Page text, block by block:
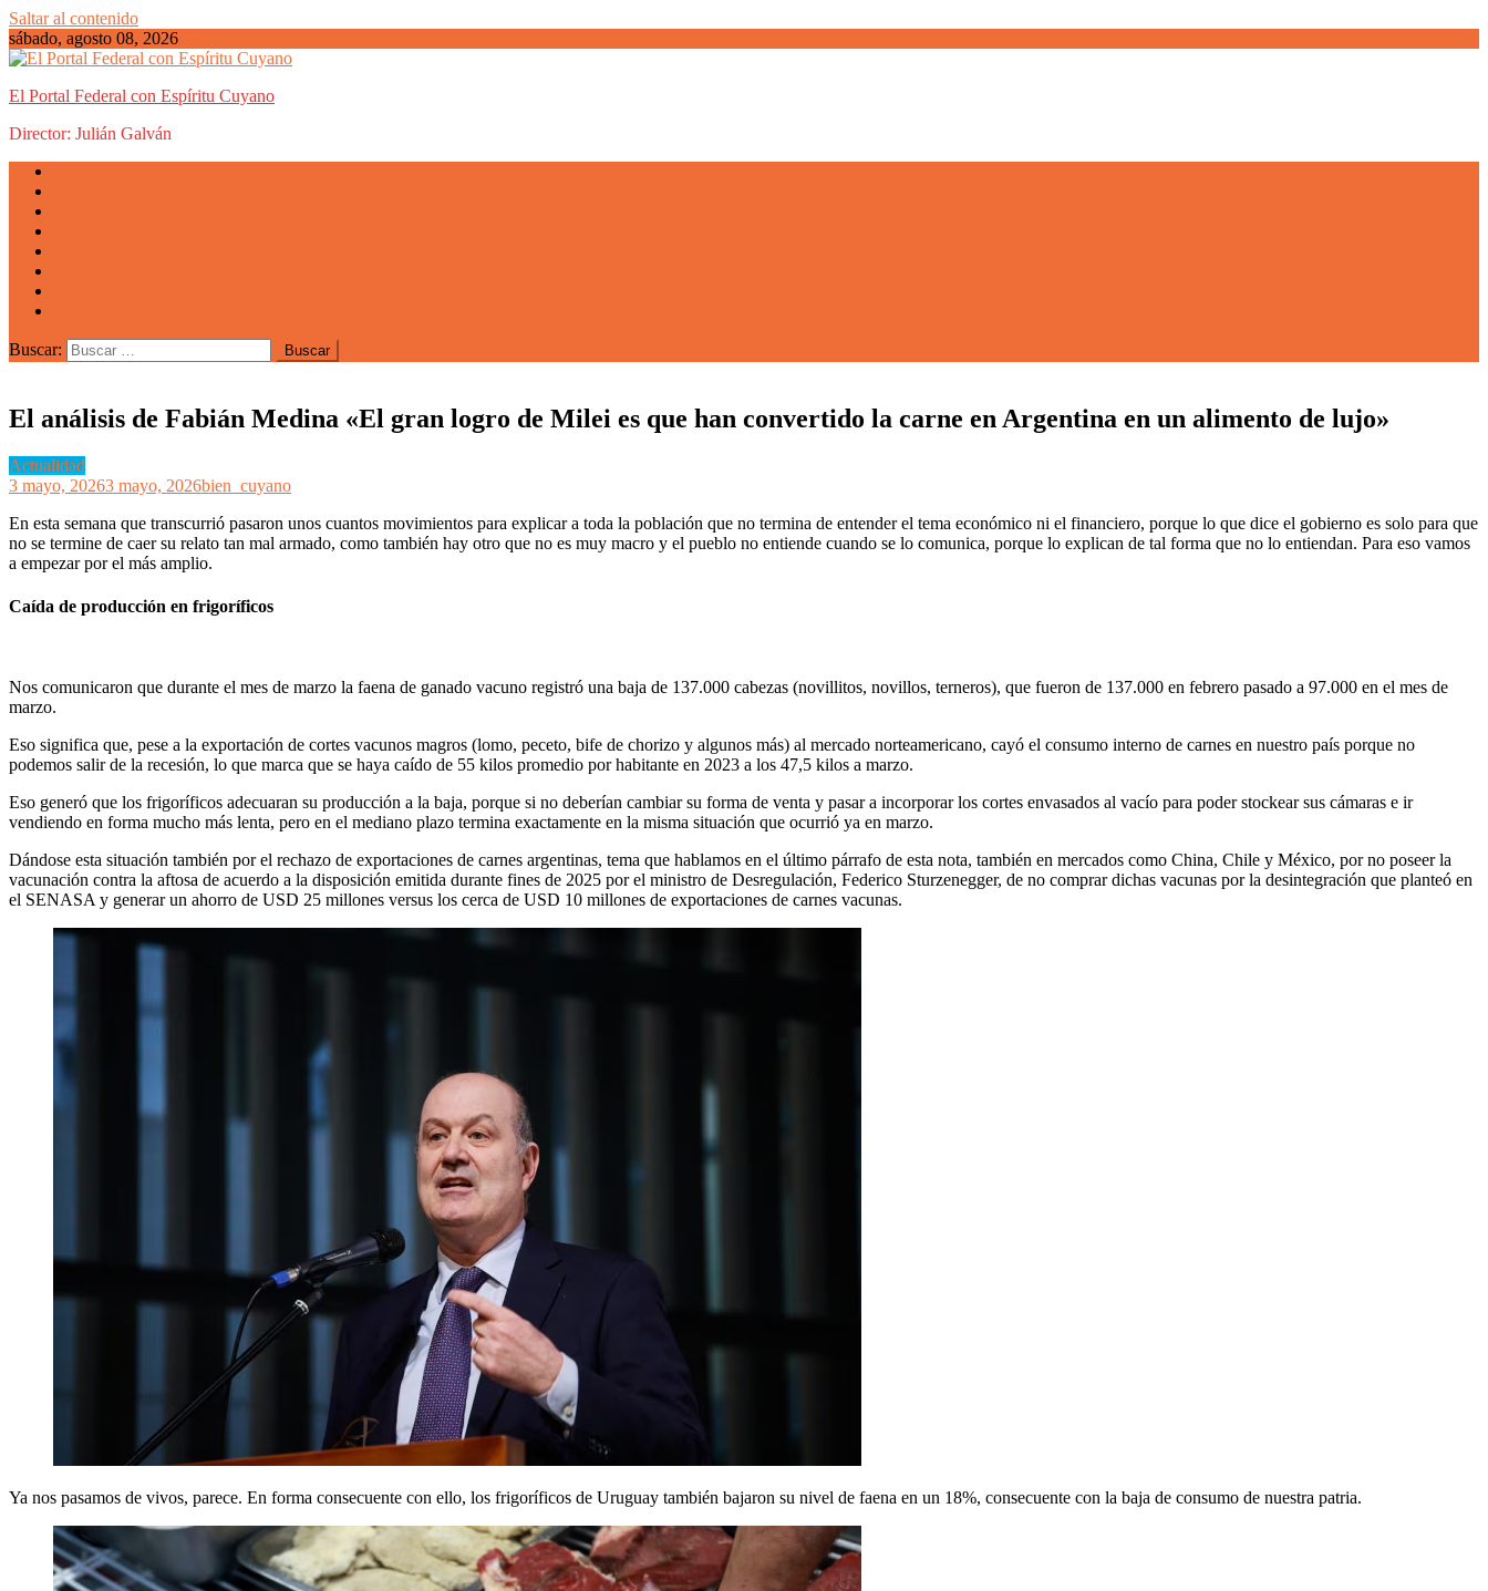
Saltar al contenido
sábado, agosto 08, 2026
El Portal Federal con Espíritu Cuyano
Director: Julián Galván
Buscar:
El análisis de Fabián Medina «El gran logro de Milei es que han convertido la carne en Argentina en un alimento de lujo»
Actualidad
3 mayo, 20263 mayo, 2026bien_cuyano
En esta semana que transcurrió pasaron unos cuantos movimientos para explicar a toda la población que no termina de entender el tema económico ni el financiero, porque lo que dice el gobierno es solo para que
no se termine de caer su relato tan mal armado, como también hay otro que no es muy macro y el pueblo no entiende cuando se lo comunica, porque lo explican de tal forma que no lo entiendan. Para eso vamos
a empezar por el más amplio.
Caída de producción en frigoríficos
Nos comunicaron que durante el mes de marzo la faena de ganado vacuno registró una baja de 137.000 cabezas (novillitos, novillos, terneros), que fueron de 137.000 en febrero pasado a 97.000 en el mes de
marzo.
Eso significa que, pese a la exportación de cortes vacunos magros (lomo, peceto, bife de chorizo y algunos más) al mercado norteamericano, cayó el consumo interno de carnes en nuestro país porque no
podemos salir de la recesión, lo que marca que se haya caído de 55 kilos promedio por habitante en 2023 a los 47,5 kilos a marzo.
Eso generó que los frigoríficos adecuaran su producción a la baja, porque si no deberían cambiar su forma de venta y pasar a incorporar los cortes envasados al vacío para poder stockear sus cámaras e ir
vendiendo en forma mucho más lenta, pero en el mediano plazo termina exactamente en la misma situación que ocurrió ya en marzo.
Dándose esta situación también por el rechazo de exportaciones de carnes argentinas, tema que hablamos en el último párrafo de esta nota, también en mercados como China, Chile y México, por no poseer la
vacunación contra la aftosa de acuerdo a la disposición emitida durante fines de 2025 por el ministro de Desregulación, Federico Sturzenegger, de no comprar dichas vacunas por la desintegración que planteó en
el SENASA y generar un ahorro de USD 25 millones versus los cerca de USD 10 millones de exportaciones de carnes vacunas.
Ya nos pasamos de vivos, parece. En forma consecuente con ello, los frigoríficos de Uruguay también bajaron su nivel de faena en un 18%, consecuente con la baja de consumo de nuestra patria.